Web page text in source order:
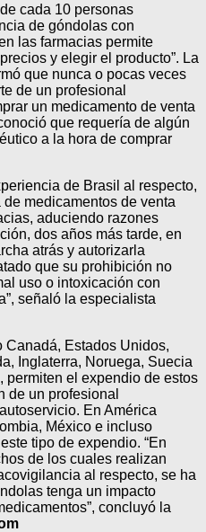
cada 10 personas
de góndolas con
las farmacias permite
y elegir el producto”. La
que nunca o pocas veces
de un profesional
un medicamento de venta
que requería de algún
a la hora de comprar
de Brasil al respecto,
medicamentos de venta
aduciendo razones
dos años más tarde, en
atrás y autorizarla
que su prohibición no
uso o intoxicación con
señaló la especialista
Canadá, Estados Unidos,
Inglaterra, Noruega, Suecia
permiten el expendio de estos
de un profesional
En América
México e incluso
tipo de expendio. “En
de los cuales realizan
al respecto, se ha
tenga un impacto
concluyó la